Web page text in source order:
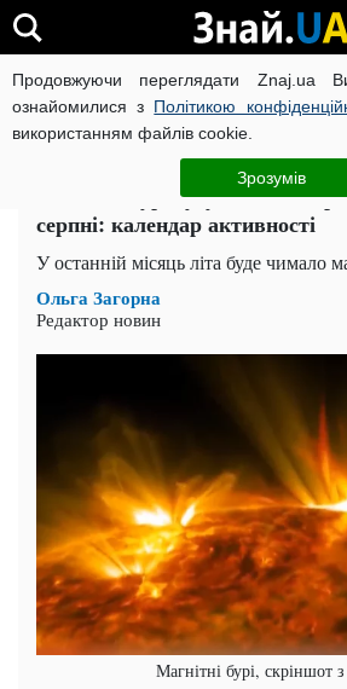
Продовжуючи переглядати Znaj.ua
ознайомилися з Політикою
використанням файлів cookie.
Зрозумів
ВІЙНА РОСІЇ ПРОТИ УКРАЇНИ
Актуально
Магнітні бурі будуть
серпні: календар активності
У останній місяць літа буде чимало
Ольга Загорна
Редактор новин
Магнітні бурі, скріншот з